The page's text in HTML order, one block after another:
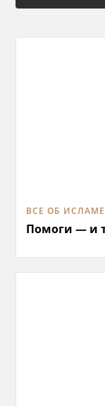
ВСЕ ОБ ИСЛАМЕ
Помоги — и